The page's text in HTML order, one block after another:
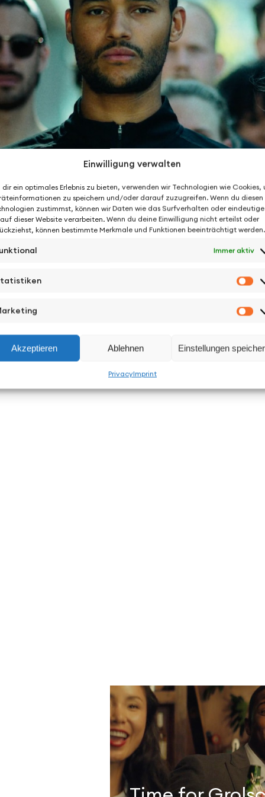
Einwilligung verwalten
dir ein optimales Erlebnis zu bieten, verwenden wir Technologien wie Cookies,
zu speichern und/oder darauf zuzugreifen. Wenn du diesen
zustimmst, können wir Daten wie das Surfverhalten oder eindeutige
auf dieser Website verarbeiten. Wenn du deine Einwilligung nicht erteilst oder
können bestimmte Merkmale und Funktionen beeinträchtigt werden.
Immer aktiv
Akzeptieren Ablehnen Einstellungen
PrivacyImprint
God